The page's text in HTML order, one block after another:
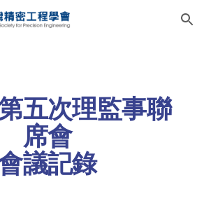
Skip to navigation
五次理監事聯
席會
議記錄